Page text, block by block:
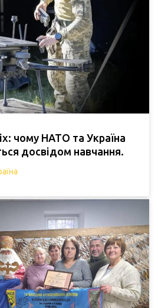
чому НАТО та Україна
досвідом навчання.